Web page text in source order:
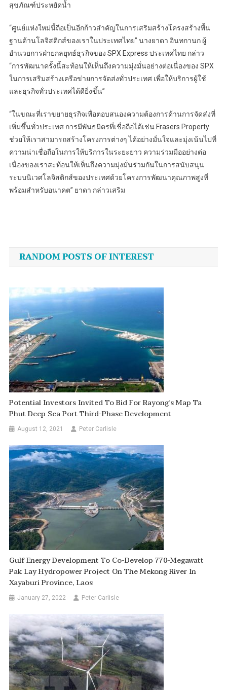
สุขภัณฑ์ประหยัดน้ำ
“ศูนย์แห่งใหม่นี้ถือเป็นอีกก้าวสำคัญในการเสริมสร้างโครงสร้างพื้น
ฐานด้านโลจิสติกส์ของเราในประเทศไทย” นางยาดา อินทกานก ผู้
อำนวยการฝ่ายกลยุทธ์ธุรกิจของ SPX Express ประเทศไทย กล่าว
“การพัฒนาครั้งนี้สะท้อนให้เห็นถึงความมุ่งมั่นอย่างต่อเนื่องของ SPX
ในการเสริมสร้างเครือข่ายการจัดส่งทั่วประเทศ เพื่อให้บริการผู้ใช้
และธุรกิจทั่วประเทศได้ดียิ่งขึ้น”
“ในขณะที่เราขยายธุรกิจเพื่อตอบสนองความต้องการด้านการจัดส่งที่
เพิ่มขึ้นทั่วประเทศ การมีพันธมิตรที่เชื่อถือได้เช่น Frasers Property
ช่วยให้เราสามารถสร้างโครงการต่างๆ ได้อย่างมั่นใจและมุ่งเน้นไปที่
ความน่าเชื่อถือในการให้บริการในระยะยาว ความร่วมมืออย่างต่อ
เนื่องของเราสะท้อนให้เห็นถึงความมุ่งมั่นร่วมกันในการสนับสนุน
ระบบนิเวศโลจิสติกส์ของประเทศด้วยโครงการพัฒนาคุณภาพสูงที่
พร้อมสำหรับอนาคต” ยาดา กล่าวเสริม
navigation
RANDOM POSTS OF INTEREST
Potential Investors Invited To Bid For Rayong’s Map Ta
Phut Deep Sea Port Third-Phase Development
August 12, 2021 Peter Carlisle
Gulf Energy Development To Co-Develop 770-Megawatt
Pak Lay Hydropower Project On The Mekong River In
Xayaburi Province, Laos
January 27, 2022 Peter Carlisle